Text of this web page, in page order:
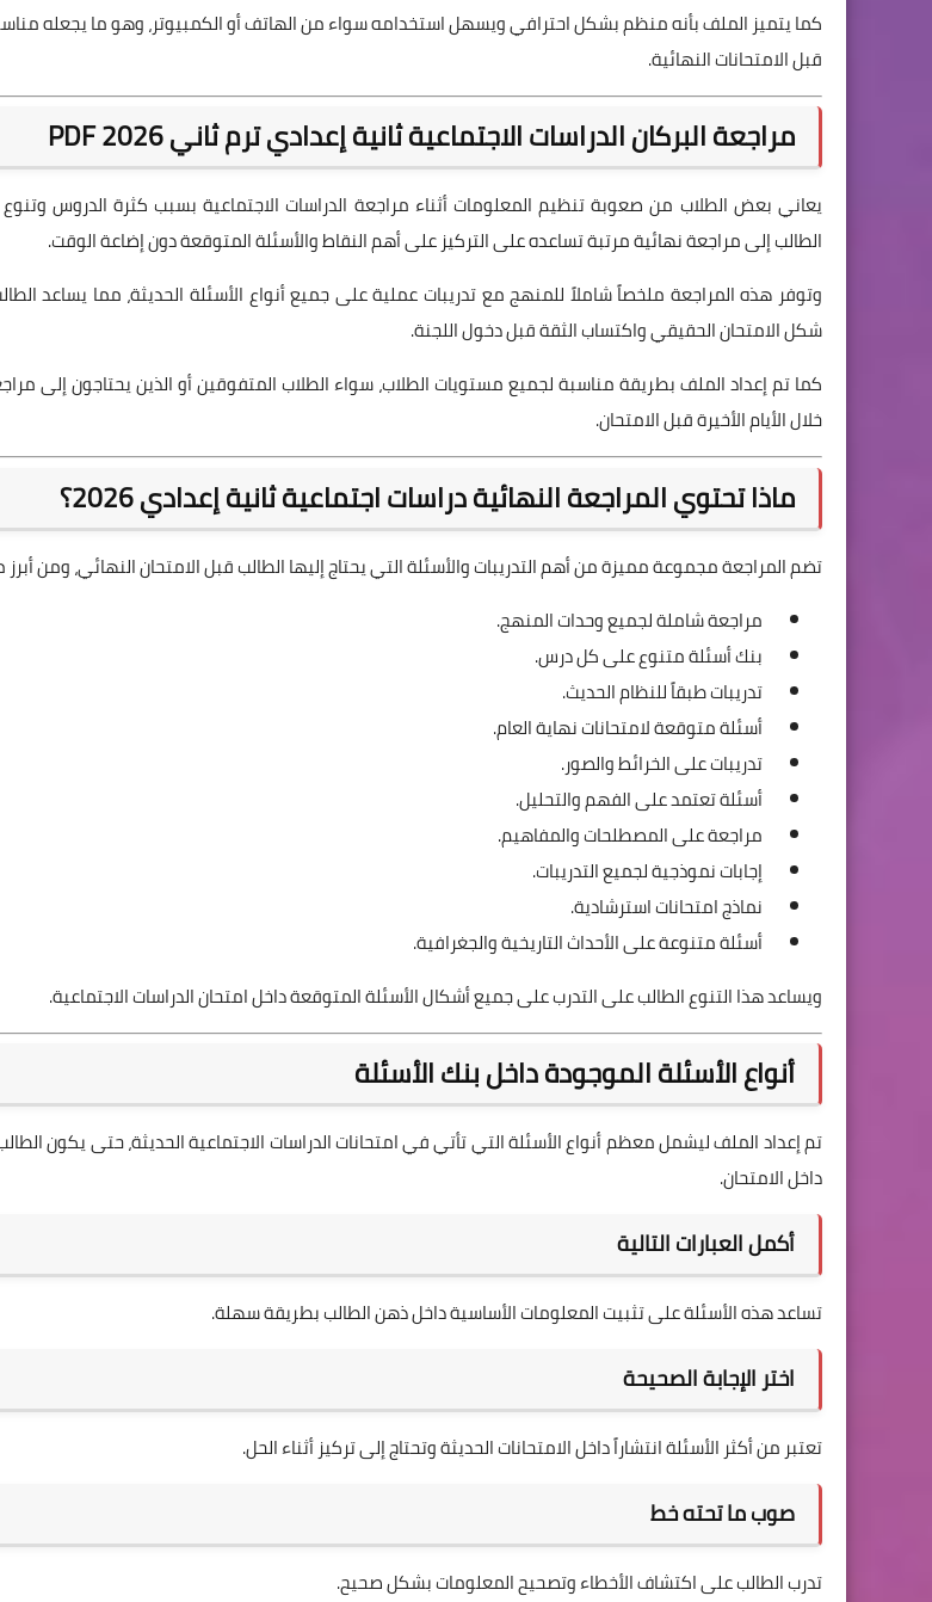
كما يتميز الملف بأنه منظم بشكل احترافي ويسهل استخدامه سواء من الهاتف أو الكمبيوتر، وهو ما يجعله
قبل الامتحانات النهائية.
مراجعة البركان الدراسات الاجتماعية ثانية إعدادي ترم ثاني 2026 PDF
يعاني بعض الطلاب من صعوبة تنظيم المعلومات أثناء مراجعة الدراسات الاجتماعية بسبب كثرة الدروس وتنوع
الطالب إلى مراجعة نهائية مرتبة تساعده على التركيز على أهم النقاط والأسئلة المتوقعة دون إضاعة الوقت.
وتوفر هذه المراجعة ملخصاً شاملاً للمنهج مع تدريبات عملية على جميع أنواع الأسئلة الحديثة، مما يساعد
شكل الامتحان الحقيقي واكتساب الثقة قبل دخول اللجنة.
كما تم إعداد الملف بطريقة مناسبة لجميع مستويات الطلاب، سواء الطلاب المتفوقين أو الذين يحتاجون إلى
خلال الأيام الأخيرة قبل الامتحان.
ماذا تحتوي المراجعة النهائية دراسات اجتماعية ثانية إعدادي 2026؟
تضم المراجعة مجموعة مميزة من أهم التدريبات والأسئلة التي يحتاج إليها الطالب قبل الامتحان النهائي، ومن
مراجعة شاملة لجميع وحدات المنهج.
بنك أسئلة متنوع على كل درس.
تدريبات طبقاً للنظام الحديث.
أسئلة متوقعة لامتحانات نهاية العام.
تدريبات على الخرائط والصور.
أسئلة تعتمد على الفهم والتحليل.
مراجعة على المصطلحات والمفاهيم.
إجابات نموذجية لجميع التدريبات.
نماذج امتحانات استرشادية.
أسئلة متنوعة على الأحداث التاريخية والجغرافية.
ويساعد هذا التنوع الطالب على التدرب على جميع أشكال الأسئلة المتوقعة داخل امتحان الدراسات الاجتماعية.
أنواع الأسئلة الموجودة داخل بنك الأسئلة
تم إعداد الملف ليشمل معظم أنواع الأسئلة التي تأتي في امتحانات الدراسات الاجتماعية الحديثة، حتى يكون
داخل الامتحان.
أكمل العبارات التالية
تساعد هذه الأسئلة على تثبيت المعلومات الأساسية داخل ذهن الطالب بطريقة سهلة.
اختر الإجابة الصحيحة
تعتبر من أكثر الأسئلة انتشاراً داخل الامتحانات الحديثة وتحتاج إلى تركيز أثناء الحل.
صوب ما تحته خط
تدرب الطالب على اكتشاف الأخطاء وتصحيح المعلومات بشكل صحيح.